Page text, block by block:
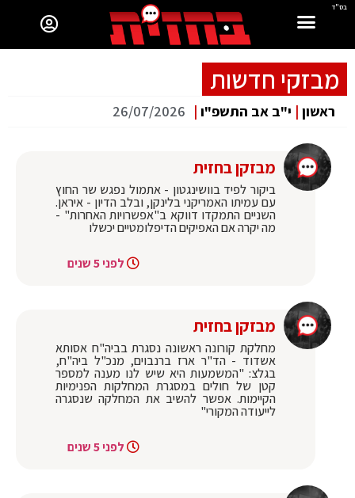
בס"ד
מבזקי חדשות
ראשון | י"ב אב התשפ"ו |
26/07/2026
מבזקן בחזית
‏ביקור לפיד בוושינגטון - אתמול נפגש שר החוץ
עם עמיתו האמריקני בלינקן, ובלב הדיון - איראן.
השניים התמקדו דווקא ב"אפשרויות האחרות" -
מה יקרה אם האפיקים הדיפלומטיים יכשלו
לפני 5 שנים
מבזקן בחזית
מחלקת קורונה ראשונה נסגרת בביה"ח אסותא
אשדוד - הד"ר ארז ברנבוים, מנכ"ל ביה"ח,
בגלצ: "המשמעות היא שיש לנו מענה למספר
קטן של חולים במסגרת המחלקות הפנימיות
הקיימות. אפשר להשיב את המחלקה שנסגרה
לייעודה המקורי"
לפני 5 שנים